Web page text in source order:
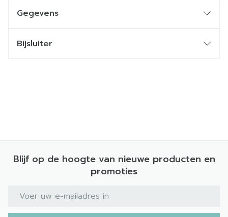
Gegevens
Bijsluiter
Blijf op de hoogte van nieuwe producten en
promoties
E-mail adres